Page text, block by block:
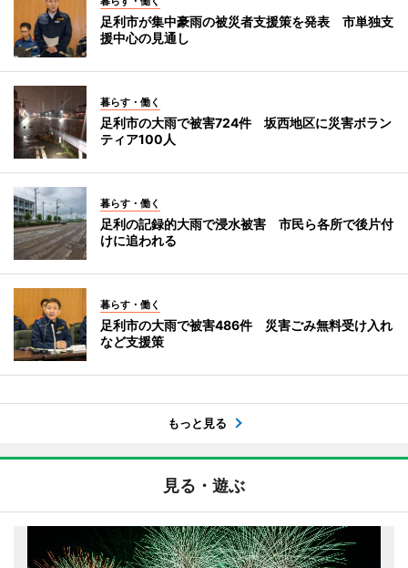
足利市が集中豪雨の被災者支援策を発表 市単独支
援中心の見通し
暮らす・働く
足利市の大雨で被害724件 坂西地区に災害ボラン
ティア100人
暮らす・働く
足利の記録的大雨で浸水被害 市民ら各所で後片付
けに追われる
暮らす・働く
足利市の大雨で被害486件 災害ごみ無料受け入れ
など支援策
もっと見る
見る・遊ぶ